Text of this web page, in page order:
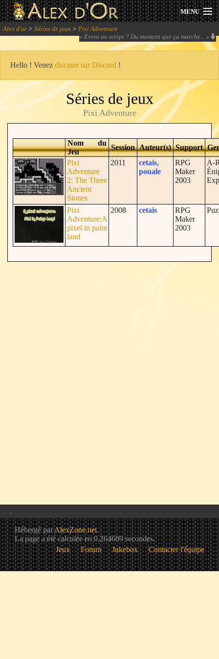
MENU
Actualités
Archives
Se connecter
Alex d'or > Séries de jeux > Pixi Adventure
« Event ou script ? Du moment que ça marche... »
Hello ! Venez discuter sur Discord !
Séries de jeux
Pixi Adventure
Nom du
Jeu
Session Auteur(s) Support
Pixi
Adventure
2: The Three
Ancient
Stones
2011 cetais,
pouale
RPG
Maker
2003
A-
Pixi
Adventure:A
pixel in paint
land
2008 cetais
RPG
Maker
2003
.
Hébergé parAlexZone.net.
La page a été calculée en 0,264609 secondes.
Jeux
Forum Jukebox Contacter l'équipe